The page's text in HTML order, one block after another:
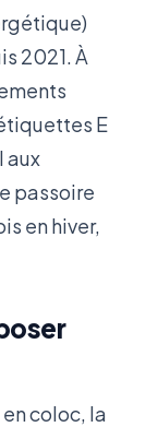
2021. À
E
aux
passoire
en hiver,
coloc, la